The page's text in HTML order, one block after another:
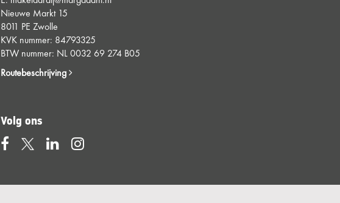
Nieuwe Markt 15
8011 PE Zwolle
KVK nummer: 84793325
BTW nummer: NL 0032 69 274 B05
Routebeschrijving
Volg ons